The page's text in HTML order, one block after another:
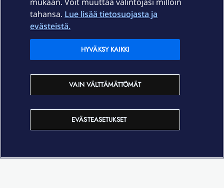
Ajankohtaista
Elisa Oyj
In English
tahansa. Lue lisää tietosuojasta ja
evästeistä.
EVÄSTEASETUKSET
VAIN VÄLTTÄMÄTTÖMÄT
HYVÄKSY KAIKKI